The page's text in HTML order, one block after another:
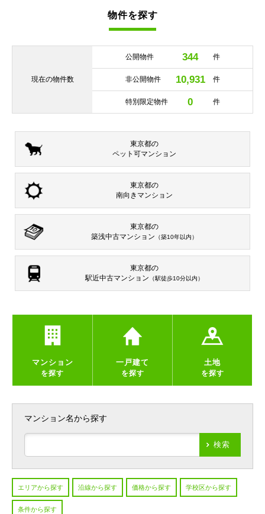
物件を探す
現在の物件数
公開物件 344 件
非公開物件 10,931 件
特別限定物件 0 件
東京都の
ペット可マンション
東京都の
南向き マンション
東京都の
築浅中古マンション （築10年以内）
東京都の
駅近中古マンション （駅徒歩10分以内）
マンション
を探す
一戸建て
を探す
土地
を探す
マンション名から探す
検索
エリアから探す 沿線から探す 価格から探す 学校区から探す
条件から探す